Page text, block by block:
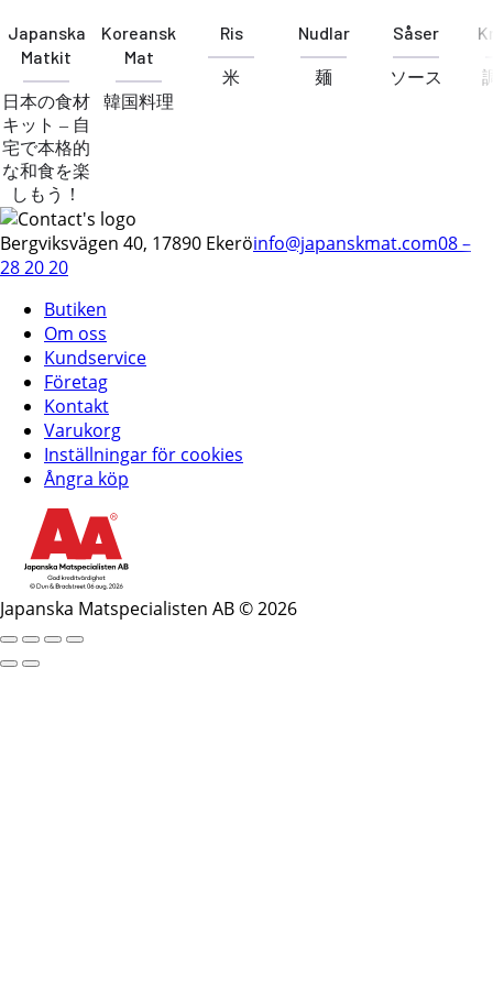
Japanska
Matkit
日本の食材
キット – 自
宅で本格的
な和食を楽
しもう！
Koreansk
Mat
韓国料理
Ris
米
Nudlar
麺
Såser
ソース
Bergviksvägen 40, 17890 Ekeröinfo@japanskmat.com08 –
28 20 20
Butiken
Om oss
Kundservice
Företag
Kontakt
Varukorg
Inställningar för cookies
Ångra köp
Japanska Matspecialisten AB © 2026